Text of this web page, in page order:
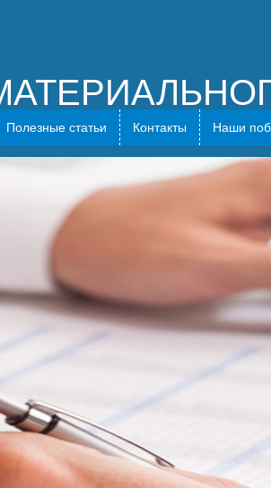
Полезные статьи Контакты Наши